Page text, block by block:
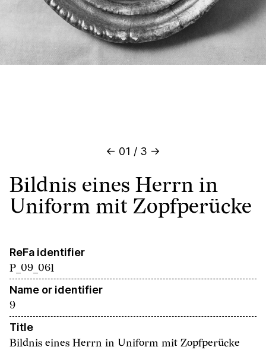
Bildnis eines Herrn in
Uniform mit Zopfperücke
ReFa identifier
P_09_061
Name or identifier
9
Title
Bildnis eines Herrn in Uniform mit Zopfperücke
← 01 / 3 →